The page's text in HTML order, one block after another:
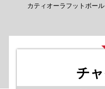
カティオーラフットボー
チ